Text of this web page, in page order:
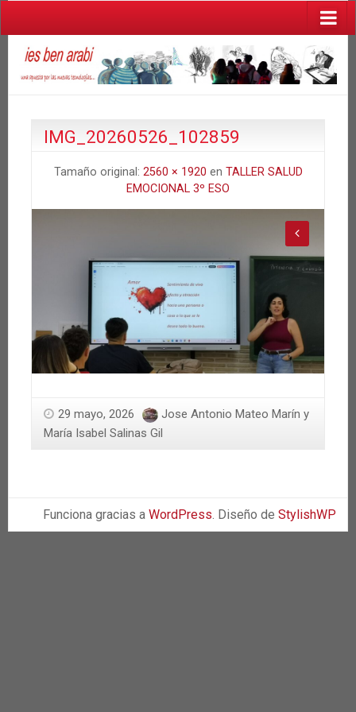
IMG_20260526_102859
Tamaño original: 2560 × 1920 en TALLER SALUD
EMOCIONAL 3º ESO
29 mayo, 2026
Jose Antonio Mateo Marín y
María Isabel Salinas Gil
Funciona gracias a WordPress. Diseño de StylishWP